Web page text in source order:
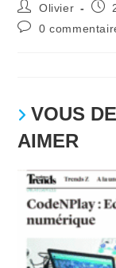
Olivier
0
VOUS
AIMER